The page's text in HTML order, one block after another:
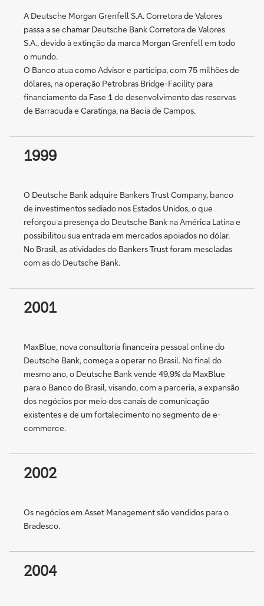
A Deutsche Morgan Grenfell S.A. Corretora de Valores
passa a se chamar Deutsche Bank Corretora de Valores
S.A., devido à extinção da marca Morgan Grenfell em todo
o mundo.
O Banco atua como Advisor e participa, com 75 milhões de
dólares, na operação Petrobras Bridge-Facility para
financiamento da Fase 1 de desenvolvimento das reservas
de Barracuda e Caratinga, na Bacia de Campos.
1999
O Deutsche Bank adquire Bankers Trust Company, banco
de investimentos sediado nos Estados Unidos, o que
reforçou a presença do Deutsche Bank na América Latina e
possibilitou sua entrada em mercados apoiados no dólar.
No Brasil, as atividades do Bankers Trust foram mescladas
com as do Deutsche Bank.
2001
MaxBlue, nova consultoria financeira pessoal online do
Deutsche Bank, começa a operar no Brasil. No final do
mesmo ano, o Deutsche Bank vende 49,9% da MaxBlue
para o Banco do Brasil, visando, com a parceria, a expansão
dos negócios por meio dos canais de comunicação
existentes e de um fortalecimento no segmento de e-
commerce.
2002
Os negócios em Asset Management são vendidos para o
Bradesco.
2004